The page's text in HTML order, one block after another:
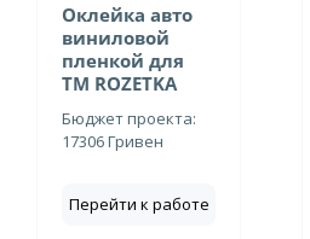
Оклейка авто
виниловой
пленкой для
ТМ ROZETKA
Бюджет проекта:
17306 Гривен
Перейти к работе